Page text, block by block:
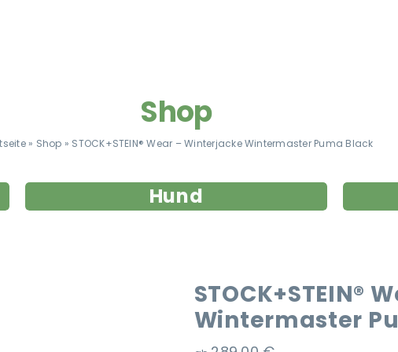
Shop
» Shop » STOCK+STEIN® Wear – Winterjacke Wintermaster Puma Black
Hund
STOCK+STEIN®
Wintermaster